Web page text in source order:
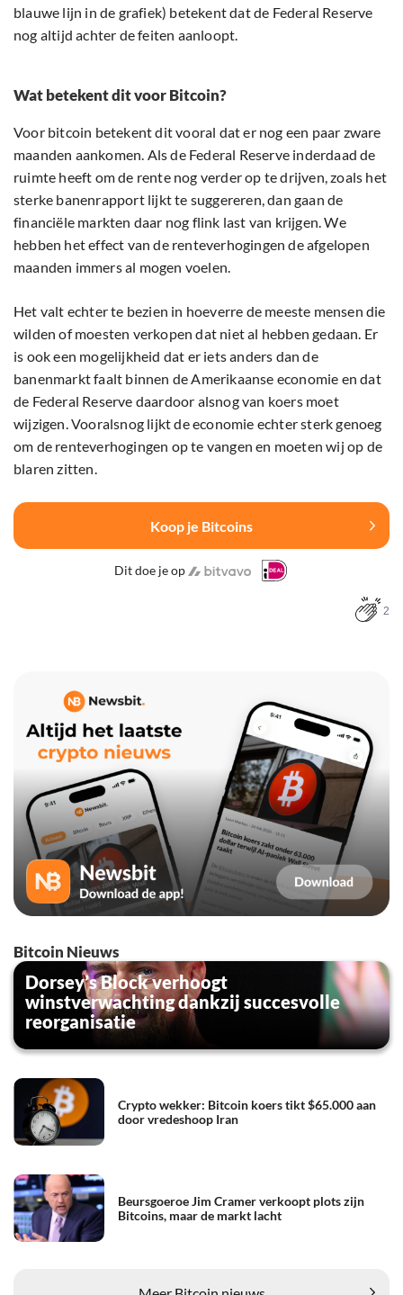
blauwe lijn in de grafiek) betekent dat de Federal Reserve
nog altijd achter de feiten aanloopt.
Wat betekent dit voor Bitcoin?
Voor bitcoin betekent dit vooral dat er nog een paar zware
maanden aankomen. Als de Federal Reserve inderdaad de
ruimte heeft om de rente nog verder op te drijven, zoals het
sterke banenrapport lijkt te suggereren, dan gaan de
financiële markten daar nog flink last van krijgen. We
hebben het effect van de renteverhogingen de afgelopen
maanden immers al mogen voelen.
Het valt echter te bezien in hoeverre de meeste mensen die
wilden of moesten verkopen dat niet al hebben gedaan. Er
is ook een mogelijkheid dat er iets anders dan de
banenmarkt faalt binnen de Amerikaanse economie en dat
de Federal Reserve daardoor alsnog van koers moet
wijzigen. Vooralsnog lijkt de economie echter sterk genoeg
om de renteverhogingen op te vangen en moeten wij op de
blaren zitten.
Koop je Bitcoins
Dit doe je op
2
Bitcoin Nieuws
Dorsey’s Block verhoogt
winstverwachting dankzij succesvolle
reorganisatie
Crypto wekker: Bitcoin koers tikt $65.000 aan
door vredeshoop Iran
Beursgoeroe Jim Cramer verkoopt plots zijn
Bitcoins, maar de markt lacht